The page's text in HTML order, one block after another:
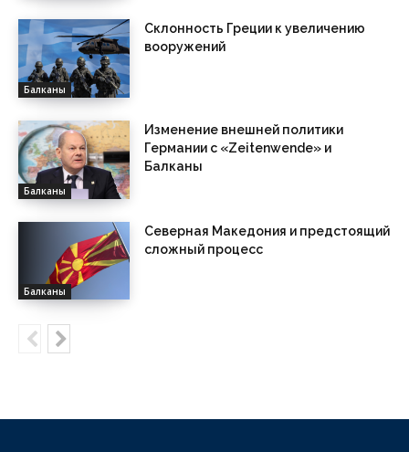
Балканы
Склонность Греции к увеличению
вооружений
Балканы
Изменение внешней политики
Германии с «Zeitenwende» и
Балканы
Балканы
Северная Македония и предстоящий
сложный процесс